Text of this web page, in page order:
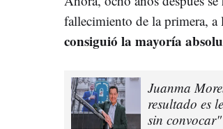
fallecimiento de la primera, a
consiguió la mayoría
Juanma
resultado es
sin convocar"